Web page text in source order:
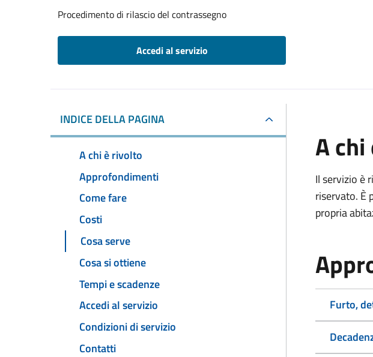
Procedimento di rilascio del contrassegno
Accedi al servizio
INDICE DELLA PAGINA
A chi è rivolto
Approfondimenti
Come fare
Costi
Cosa serve
Cosa si ottiene
Tempi e scadenze
Accedi al servizio
Condizioni di servizio
Contatti
A
Il servizio è
riservato. È
propria
Furto,